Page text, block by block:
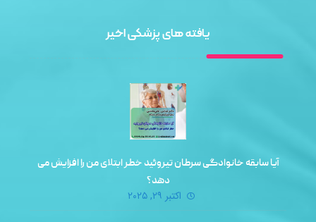
یافته های پزشکی اخیر
آیا سابقه خانوادگی سرطان تیروئید خطر ابتلای من را افزایش می‌
دهد؟
اکتبر ۲۹, ۲۰۲۵